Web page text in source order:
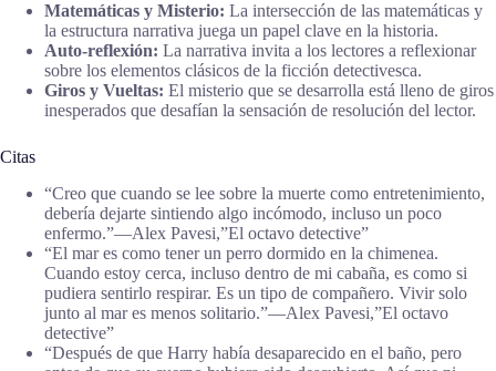
Matemáticas y Misterio: La intersección de las matemáticas y
la estructura narrativa juega un papel clave en la historia.
Auto-reflexión: La narrativa invita a los lectores a reflexionar
sobre los elementos clásicos de la ficción detectivesca.
Giros y Vueltas: El misterio que se desarrolla está lleno de giros
inesperados que desafían la sensación de resolución del lector.
Citas
“Creo que cuando se lee sobre la muerte como entretenimiento,
debería dejarte sintiendo algo incómodo, incluso un poco
enfermo.”―Alex Pavesi,”El octavo detective”
“El mar es como tener un perro dormido en la chimenea.
Cuando estoy cerca, incluso dentro de mi cabaña, es como si
pudiera sentirlo respirar. Es un tipo de compañero. Vivir solo
junto al mar es menos solitario.”―Alex Pavesi,”El octavo
detective”
“Después de que Harry había desaparecido en el baño, pero